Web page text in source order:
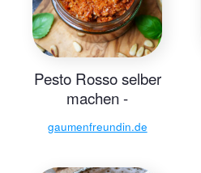
Pesto Rosso selber
machen -
gaumenfreundin.de